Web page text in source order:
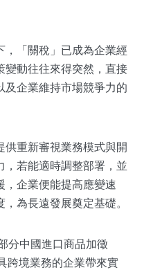
，「關稅」已成為企業經
變動往往來得突然，直接
及企業維持市場競爭力的
供重新審視業務模式與開
，若能適時調整部署，並
，企業便能提高應變速
為長遠發展奠定基礎。
分中國進口商品加徵
跨境業務的企業帶來實